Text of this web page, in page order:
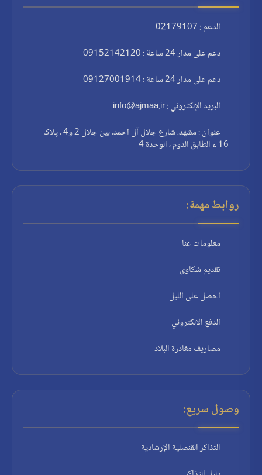
الدعم : 02179107
دعم على مدار 24 ساعة : 09152142120
دعم على مدار 24 ساعة : 09127001914
البريد الإلكتروني : info@ajmaa.ir
عنوان : مشهد، شارع جلال آل احمد، بين جلال 2 و4 ، پلاک
16 ء الطابق الدوم ، الوحدة 4
روابط مهمة:
معلومات عنا
تقديم شكاوى
احصل على الليل
الدفع الالكتروني
مصاريف مغادرة البلاد
وصول سريع:
التذاكر القنصلية الإرشادية